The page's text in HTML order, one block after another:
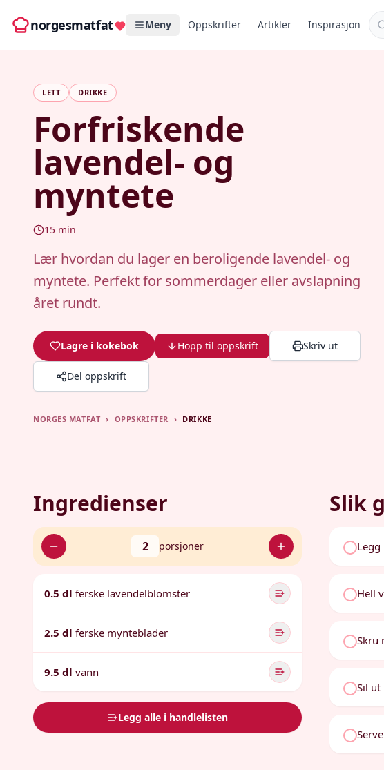
norgesmatfat Meny Oppskrifter Artikler Inspirasjon
LETT DRIKKE
Forfriskende
lavendel- og
myntete
15 min
Lær hvordan du lager en beroligende lavendel- og
myntete. Perfekt for sommerdager eller avslapning
året rundt.
Lagre i kokebok Hopp til oppskrift Skriv ut
Del oppskrift
NORGES MATFAT › OPPSKRIFTER › DRIKKE
Ingredienser
2 porsjoner
0.5 dl ferske lavendelblomster
2.5 dl ferske mynteblader
9.5 dl vann
Legg alle i handlelisten
Slik
Hell
Skru
Sil ut